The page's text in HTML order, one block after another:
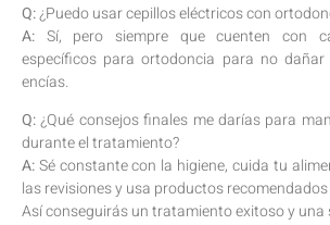
Q:¿Puedo usar cepillos eléctricos con
A: Sí, pero⁢ siempre que‌ cuenten con
⁢específicos para ortodoncia para no
encías.
Q:⁤¿Qué ‍consejos ⁤finales me darías⁢ para
durante el tratamiento? ⁢⁣
A:Sé constante⁣ con la higiene,‌ cuida ⁣tu‌
las revisiones y‌ usa productos
Así conseguirás un tratamiento exitoso y una